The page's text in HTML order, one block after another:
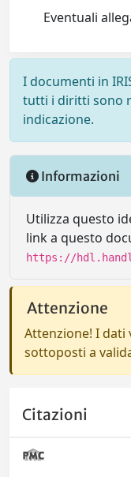
Eventuali
I documenti in
tutti i diritti sono
indicazione.
Informazioni
Utilizza questo
link a questo
https://
Attenzione
Attenzione! I dati
sottoposti a
Citazioni